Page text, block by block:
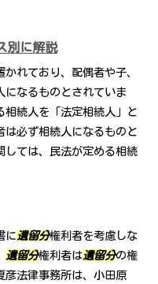
別に解説
れており、配偶者や子、
になるものとされていま
相続人を「法定相続人」と
は必ず相続人になるものと
しては、民法が定める相続
に遺留分権利者を考慮しな
遺留分権利者は遺留分の権
彦法律事務所は、小田原